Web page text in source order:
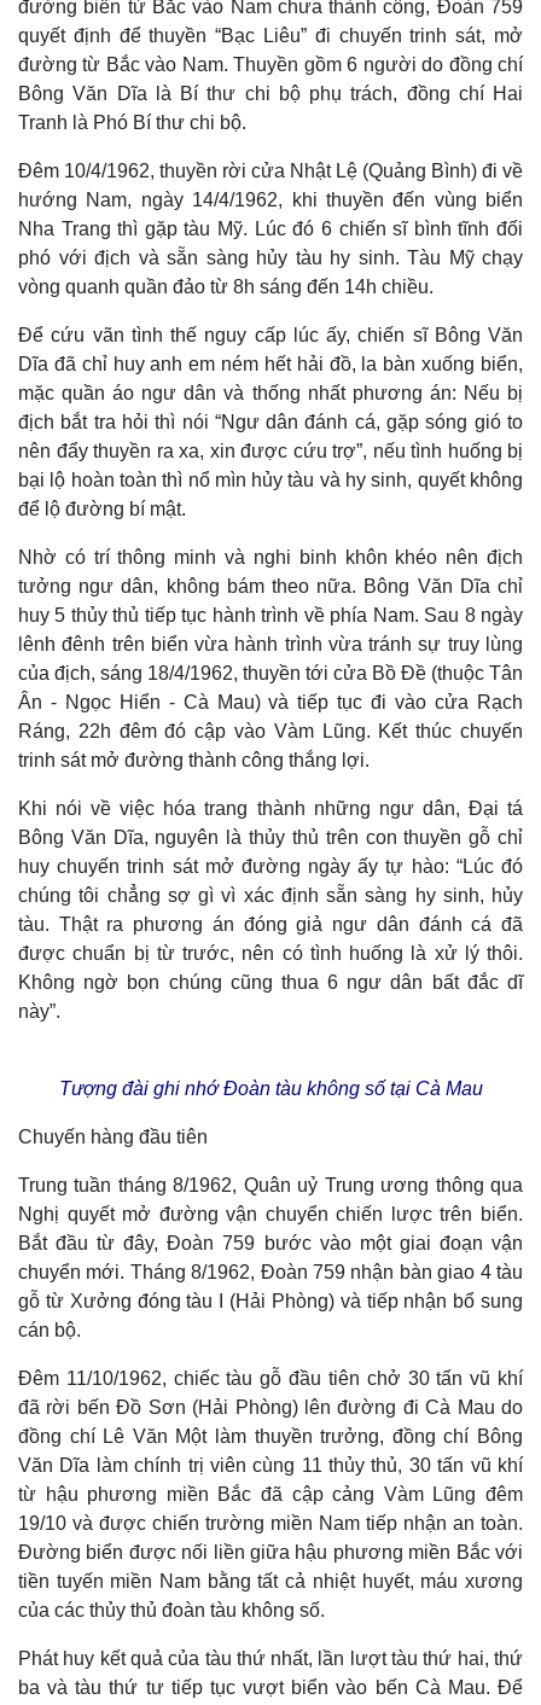
Thế giới
Quan sát
Cuộc sống đó đây
Multimedia
Video
Ảnh
Infographic
đường biển từ Bắc vào Nam chưa thành công, Đoàn 759
quyết định để thuyền “Bạc Liêu” đi chuyến trinh sát, mở
đường từ Bắc vào Nam. Thuyền gồm 6 người do đồng chí
Bông Văn Dĩa là Bí thư chi bộ phụ trách, đồng chí Hai
Tranh là Phó Bí thư chi bộ.
Đêm 10/4/1962, thuyền rời cửa Nhật Lệ (Quảng Bình) đi về
hướng Nam, ngày 14/4/1962, khi thuyền đến vùng biển
Nha Trang thì gặp tàu Mỹ. Lúc đó 6 chiến sĩ bình tĩnh đối
phó với địch và sẵn sàng hủy tàu hy sinh. Tàu Mỹ chạy
vòng quanh quần đảo từ 8h sáng đến 14h chiều.
Để cứu vãn tình thế nguy cấp lúc ấy, chiến sĩ Bông Văn
Dĩa đã chỉ huy anh em ném hết hải đồ, la bàn xuống biển,
mặc quần áo ngư dân và thống nhất phương án: Nếu bị
địch bắt tra hỏi thì nói “Ngư dân đánh cá, gặp sóng gió to
nên đẩy thuyền ra xa, xin được cứu trợ”, nếu tình huống bị
bại lộ hoàn toàn thì nổ mìn hủy tàu và hy sinh, quyết không
để lộ đường bí mật.
Nhờ có trí thông minh và nghi binh khôn khéo nên địch
tưởng ngư dân, không bám theo nữa. Bông Văn Dĩa chỉ
huy 5 thủy thủ tiếp tục hành trình về phía Nam. Sau 8 ngày
lênh đênh trên biển vừa hành trình vừa tránh sự truy lùng
của địch, sáng 18/4/1962, thuyền tới cửa Bồ Đề (thuộc Tân
Ân - Ngọc Hiển - Cà Mau) và tiếp tục đi vào cửa Rạch
Ráng, 22h đêm đó cập vào Vàm Lũng. Kết thúc chuyến
trinh sát mở đường thành công thắng lợi.
Khi nói về việc hóa trang thành những ngư dân, Đại tá
Bông Văn Dĩa, nguyên là thủy thủ trên con thuyền gỗ chỉ
huy chuyến trinh sát mở đường ngày ấy tự hào: “Lúc đó
chúng tôi chẳng sợ gì vì xác định sẵn sàng hy sinh, hủy
tàu. Thật ra phương án đóng giả ngư dân đánh cá đã
được chuẩn bị từ trước, nên có tình huống là xử lý thôi.
Không ngờ bọn chúng cũng thua 6 ngư dân bất đắc dĩ
này”.
Tượng đài ghi nhớ Đoàn tàu không số tại Cà Mau
Chuyến hàng đầu tiên
Trung tuần tháng 8/1962, Quân uỷ Trung ương thông qua
Nghị quyết mở đường vận chuyển chiến lược trên biển.
Bắt đầu từ đây, Đoàn 759 bước vào một giai đoạn vận
chuyển mới. Tháng 8/1962, Đoàn 759 nhận bàn giao 4 tàu
gỗ từ Xưởng đóng tàu I (Hải Phòng) và tiếp nhận bổ sung
cán bộ.
Đêm 11/10/1962, chiếc tàu gỗ đầu tiên chở 30 tấn vũ khí
đã rời bến Đồ Sơn (Hải Phòng) lên đường đi Cà Mau do
đồng chí Lê Văn Một làm thuyền trưởng, đồng chí Bông
Văn Dĩa làm chính trị viên cùng 11 thủy thủ, 30 tấn vũ khí
từ hậu phương miền Bắc đã cập cảng Vàm Lũng đêm
19/10 và được chiến trường miền Nam tiếp nhận an toàn.
Đường biển được nối liền giữa hậu phương miền Bắc với
tiền tuyến miền Nam bằng tất cả nhiệt huyết, máu xương
của các thủy thủ đoàn tàu không số.
Phát huy kết quả của tàu thứ nhất, lần lượt tàu thứ hai, thứ
ba và tàu thứ tư tiếp tục vượt biển vào bến Cà Mau. Để